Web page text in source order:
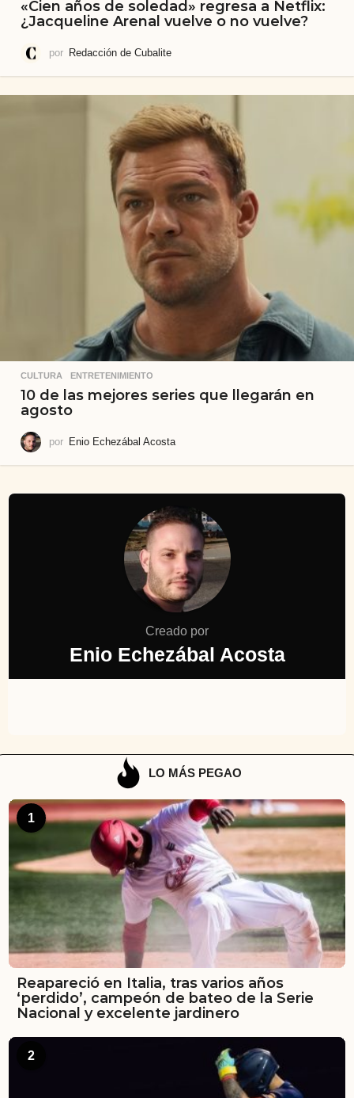
«Cien años de soledad» regresa a Netflix:
¿Jacqueline Arenal vuelve o no vuelve?
por Redacción de Cubalite
CULTURA ,ENTRETENIMIENTO
10 de las mejores series que llegarán en
agosto
por Enio Echezábal Acosta
Creado por
Enio Echezábal Acosta
LO MÁS PEGAO
1
Reapareció en Italia, tras varios años
‘perdido’, campeón de bateo de la Serie
Nacional y excelente jardinero
2